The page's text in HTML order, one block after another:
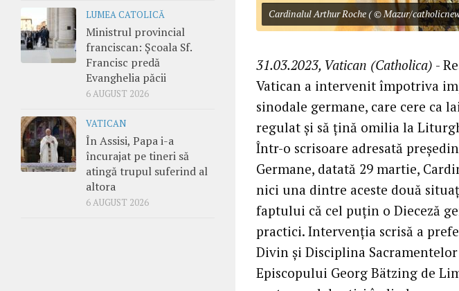
Cardinalul Arthur Roche ( © Mazur/
31.03.2023, Vatican (Catholica) -
Vatican a intervenit împotriva
sinodale germane, care cere ca
regulat și să țină omilia la
Într-o scrisoare adresată
Germane, datată 29 martie,
nici una dintre aceste două
faptului că cel puțin o Dieceză
practici. Intervenția scrisă a
Divin și Disciplina
Episcopului Georg Bätzing de
LUMEA CATOLICĂ
Ministrul provincial
franciscan: Școala Sf.
Francisc predă
Evanghelia păcii
6 AUGUST 2026
VATICAN
În Assisi, Papa i-a
încurajat pe tineri să
atingă trupul suferind al
altora
6 AUGUST 2026